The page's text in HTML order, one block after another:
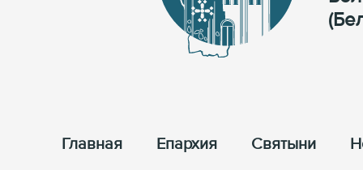
Главная Епархия Cвятыни